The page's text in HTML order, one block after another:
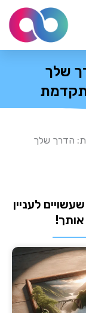
שלך
הדרך שלך
לעניין
אותך!